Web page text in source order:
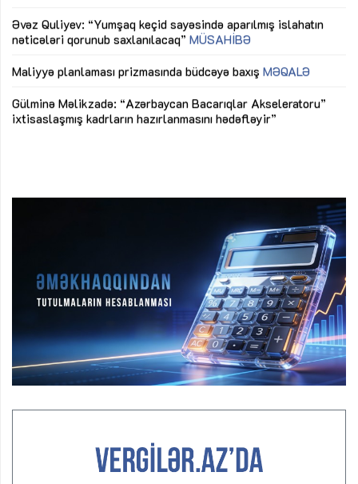
Əvəz Quliyev: “Yumşaq keçid sayəsində aparılmış islahatın
nəticələri qorunub saxlanılacaq”MÜSAHİBƏ
Maliyyə planlaması prizmasında büdcəyə baxış MƏQALƏ
Gülminə Məlikzadə: “Azərbaycan Bacarıqlar Akseleratoru”
ixtisaslaşmış kadrların hazırlanmasını hədəfləyir”